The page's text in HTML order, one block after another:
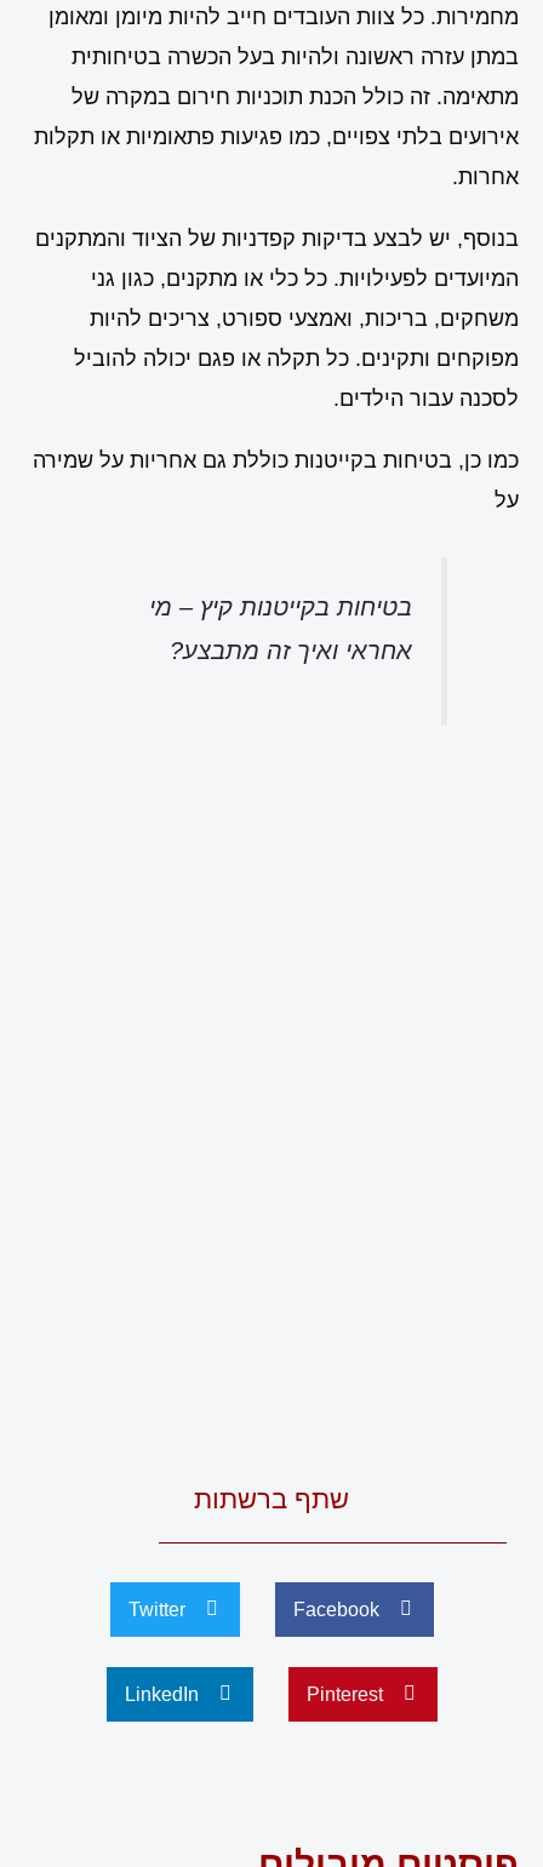
מחמירות. כל צוות העובדים חייב להיות מיומן ומאומן
במתן עזרה ראשונה ולהיות בעל הכשרה בטיחותית
מתאימה. זה כולל הכנת תוכניות חירום במקרה של
אירועים בלתי צפויים, כמו פגיעות פתאומיות או תקלות
אחרות.
בנוסף, יש לבצע בדיקות קפדניות של הציוד והמתקנים
המיועדים לפעילויות. כל כלי או מתקנים, כגון גני
משחקים, בריכות, ואמצעי ספורט, צריכים להיות
מפוקחים ותקינים. כל תקלה או פגם יכולה להוביל
לסכנה עבור הילדים.
כמו כן, בטיחות בקייטנות כוללת גם אחריות על שמירה
על
בטיחות בקייטנות קיץ – מי
אחראי ואיך זה מתבצע?
שתף ברשתות
Facebook
Twitter
Pinterest
LinkedIn